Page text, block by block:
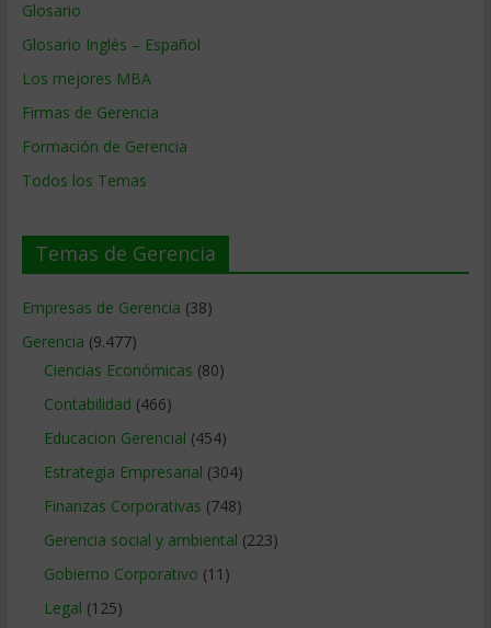
Glosario
Glosario Inglés – Español
Los mejores MBA
Firmas de Gerencia
Formación de Gerencia
Todos los Temas
Temas de Gerencia
Empresas de Gerencia (38)
Gerencia (9.477)
Ciencias Económicas (80)
Contabilidad (466)
Educacion Gerencial (454)
Estrategia Empresarial (304)
Finanzas Corporativas (748)
Gerencia social y ambiental (223)
Gobierno Corporativo (11)
Legal (125)